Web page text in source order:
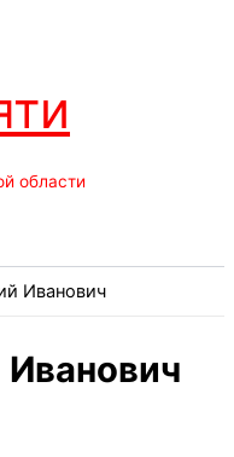
области
Иванович